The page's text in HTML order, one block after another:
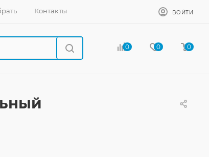
Контакты ВОЙТИ
0 0 0